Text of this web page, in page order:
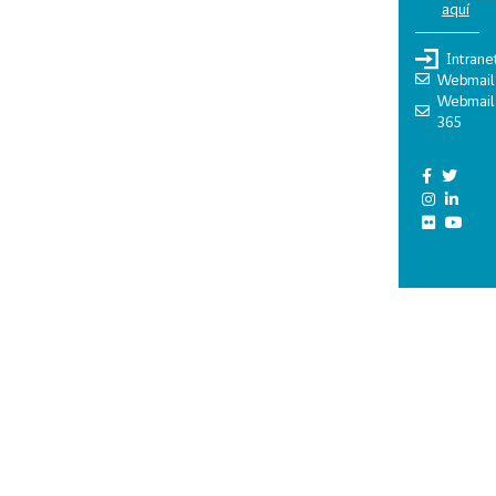
aquí
Webmail
Webmail
365